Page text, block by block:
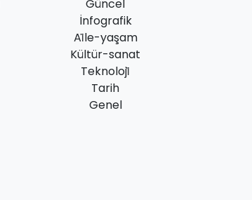
Güncel
İnfografik
Ai̇le-yaşam
Kültür-sanat
Teknoloji̇
Tarih
Genel